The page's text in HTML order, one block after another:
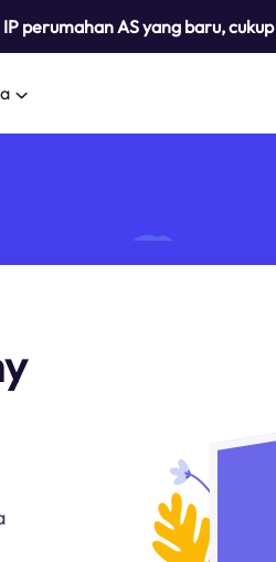
perumahan AS yang baru, cukup